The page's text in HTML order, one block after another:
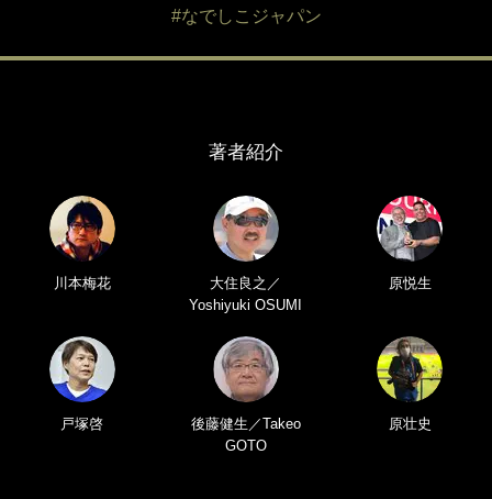
#なでしこジャパン
著者紹介
川本梅花
大住良之／
Yoshiyuki OSUMI
原悦生
戸塚啓
後藤健生／Takeo
GOTO
原壮史